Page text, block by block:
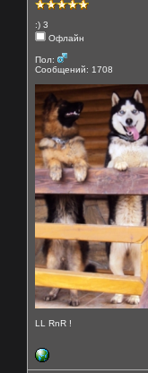
:) 3
Офлайн
Пол:
Сообщений: 1708
LL RnR !